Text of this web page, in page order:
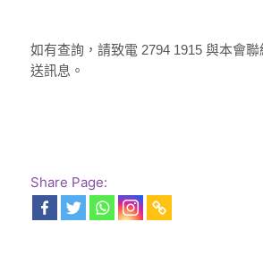
如有查詢，請致電 2794 1915 與本會聯
送訊息。
Share Page: